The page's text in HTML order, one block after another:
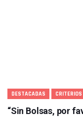
DESTACADAS CRITERIOS
“Sin Bolsas, por